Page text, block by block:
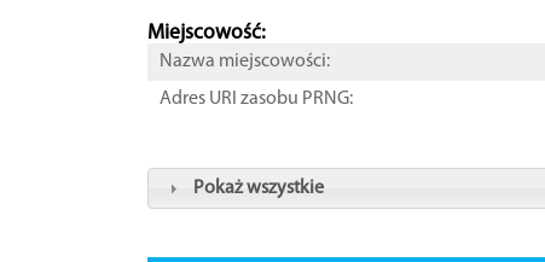
Miejscowość:
Nazwa miejscowości:
Adres URI zasobu PRNG:
Pokaż wszystkie